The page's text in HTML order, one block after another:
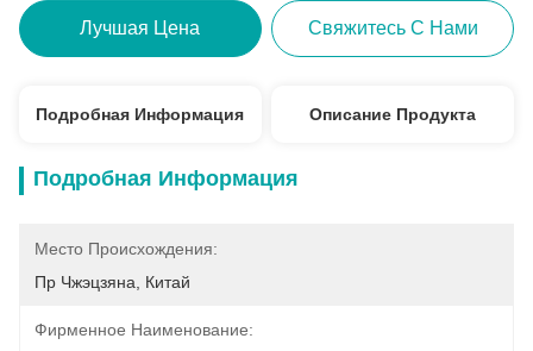
Лучшая Цена Свяжитесь С Нами
Подробная Информация Описание Продукта
Подробная Информация
Место Происхождения:
Пр Чжэцзяна, Китай
Фирменное Наименование: